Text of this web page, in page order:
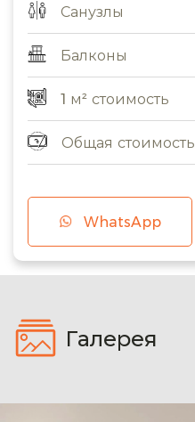
Санузлы
Балконы
1 м² стоимость
Общая стоимость
WhatsApp
Галерея